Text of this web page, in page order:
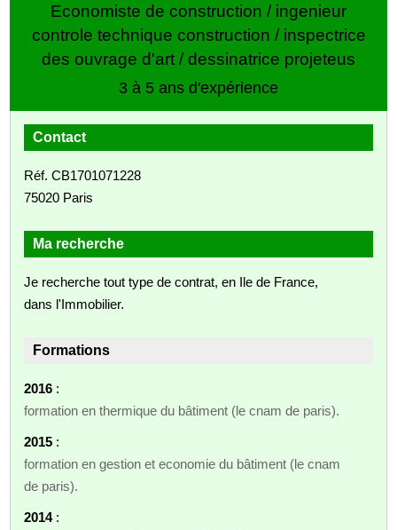
Economiste de construction / ingenieur
controle technique construction / inspectrice
des ouvrage d'art / dessinatrice projeteus
3 à 5 ans d'expérience
Contact
Réf. CB1701071228
75020 Paris
Ma recherche
Je recherche tout type de contrat, en Ile de France,
dans l'Immobilier.
Formations
2016 :
formation en thermique du bâtiment (le cnam de paris).
2015 :
formation en gestion et economie du bâtiment (le cnam
de paris).
2014: